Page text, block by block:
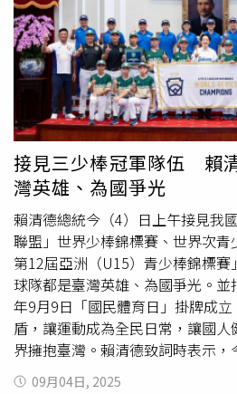
社群媒體上強調，已要求領事官
動」。同時部分右翼人士與團體
的身分與職場資訊，導致部分人
壓。極右翼人物斯科特普雷斯勒
追查「慶祝柯克之死」的教師名單
金斯（Clay Higgins）則公開主張
用社群平台；川普支持者勞拉魯默
告，任何公開慶祝柯克死亡的人
價」。佛羅里達州就有兩名教育人
並接受調查，其中一名小學教師在
二好的訃告」。媒體界方面，
因暗示柯克激烈言論可能導致暴
個人平台聲稱自己是「右翼媒體
業體育界也未能倖免，卡羅萊納黑
員，原因是他在IG上質疑「為何
空、美國航空則宣布，涉及相關
面臨解僱。另有記者、護士、大
接見三少棒冠軍隊伍 賴
灣英雄、為國爭光
賴清德總統今（4）日上午接見我
聯盟」世界少棒錦標賽、世界次
第12屆亞洲（U15）青少棒錦標
球隊都是臺灣英雄、為國爭光。
年9月9日「國民體育日」掛牌成
盾，讓運動成為全民日常，讓國
界擁抱臺灣。賴清德致詞時表示
支冠軍球隊，並宣布將請中華郵
09月04日, 2025